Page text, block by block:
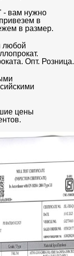
- вам нужно
в
в размер.
любой
Опт. Розница.
цены